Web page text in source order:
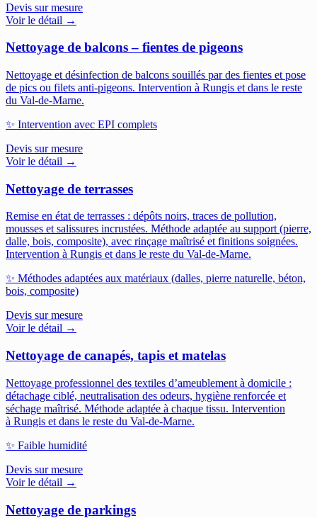
Devis sur mesure
Voir le détail →
Nettoyage de balcons – fientes de pigeons
Nettoyage et désinfection de balcons souillés par des fientes et pose
de pics ou filets anti-pigeons. Intervention à Rungis et dans le reste
du Val-de-Marne.
✨ Intervention avec EPI complets
Devis sur mesure
Voir le détail →
Nettoyage de terrasses
Remise en état de terrasses : dépôts noirs, traces de pollution,
mousses et salissures incrustées. Méthode adaptée au support (pierre,
dalle, bois, composite), avec rinçage maîtrisé et finitions soignées.
Intervention à Rungis et dans le reste du Val-de-Marne.
✨ Méthodes adaptées aux matériaux (dalles, pierre naturelle, béton,
bois, composite)
Devis sur mesure
Voir le détail →
Nettoyage de canapés, tapis et matelas
Nettoyage professionnel des textiles d’ameublement à domicile :
détachage ciblé, neutralisation des odeurs, hygiène renforcée et
séchage maîtrisé. Méthode adaptée à chaque tissu. Intervention
à Rungis et dans le reste du Val-de-Marne.
✨ Faible humidité
Devis sur mesure
Voir le détail →
Nettoyage de parkings